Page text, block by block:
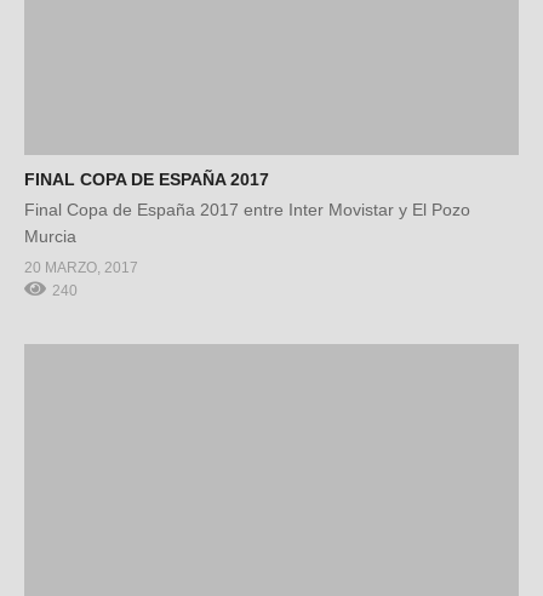
FINAL COPA DE ESPAÑA 2017
Final Copa de España 2017 entre Inter Movistar y El Pozo
Murcia
20 MARZO, 2017
240